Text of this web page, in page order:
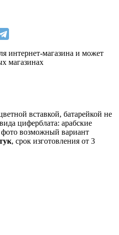
интернет-магазина и может
магазинах
вставкой, батарейкой не
циферблата: арабские
возможный вариант
, срок изготовления от 3